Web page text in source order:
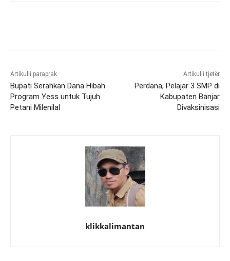
Artikulli paraprak
Bupati Serahkan Dana Hibah
Program Yess untuk Tujuh
Petani Milenilal
Artikulli tjetër
Perdana, Pelajar 3 SMP di
Kabupaten Banjar
Divaksinisasi
klikkalimantan